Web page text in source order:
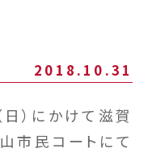
2018.10.31
）にかけて滋賀
市民コートにて